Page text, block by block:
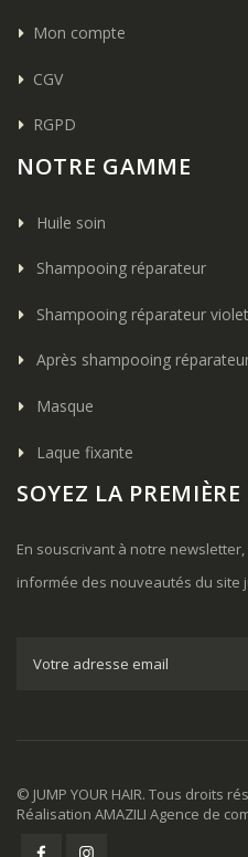
Mon compte
CGV
RGPD
NOTRE GAMME
Huile soin
Shampooing réparateur
Shampooing réparateur violet
Après shampooing
Masque
Laque fixante
SOYEZ LA
En souscrivant à notre
informée des nouveautés du site
© JUMP YOUR HAIR. Tous droits
Réalisation AMAZILI Agence de